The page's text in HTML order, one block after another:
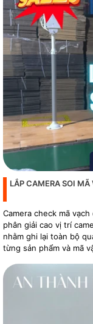
LẮP CAMERA SOI MÃ
Camera check mã
phân giải cao vị trí
nhằm ghi lại toàn bộ
từng sản phẩm và mã